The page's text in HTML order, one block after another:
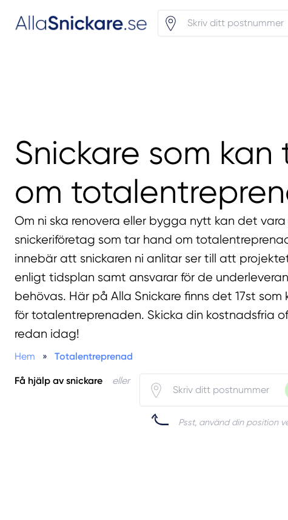
Snickare som kan
om
Om ni ska renovera eller bygga nytt kan det
snickeriföretag som tar hand om
innebär att snickaren ni anlitar ser till att
enligt tidsplan samt ansvarar för de
behövas. Här på Alla Snickare finns det 17st som
för totalentreprenaden. Skicka din kostnadsfria
redan idag!
Hem » Totalentreprenad
Få hjälp av snickare eller
Psst, använd din position